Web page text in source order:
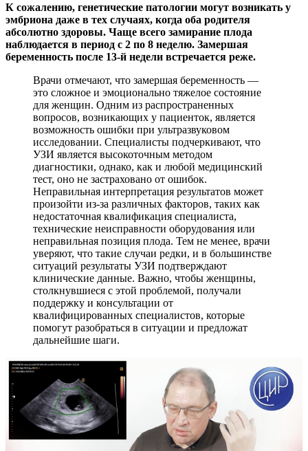
К сожалению, генетические патологии могут возникать у
эмбриона даже в тех случаях, когда оба родителя
абсолютно здоровы. Чаще всего замирание плода
наблюдается в период с 2 по 8 неделю. Замершая
беременность после 13-й недели встречается реже.
Врачи отмечают, что замершая беременность —
это сложное и эмоционально тяжелое состояние
для женщин. Одним из распространенных
вопросов, возникающих у пациенток, является
возможность ошибки при ультразвуковом
исследовании. Специалисты подчеркивают, что
УЗИ является высокоточным методом
диагностики, однако, как и любой медицинский
тест, оно не застраховано от ошибок.
Неправильная интерпретация результатов может
произойти из-за различных факторов, таких как
недостаточная квалификация специалиста,
технические неисправности оборудования или
неправильная позиция плода. Тем не менее, врачи
уверяют, что такие случаи редки, и в большинстве
ситуаций результаты УЗИ подтверждают
клинические данные. Важно, чтобы женщины,
столкнувшиеся с этой проблемой, получали
поддержку и консультации от
квалифицированных специалистов, которые
помогут разобраться в ситуации и предложат
дальнейшие шаги.